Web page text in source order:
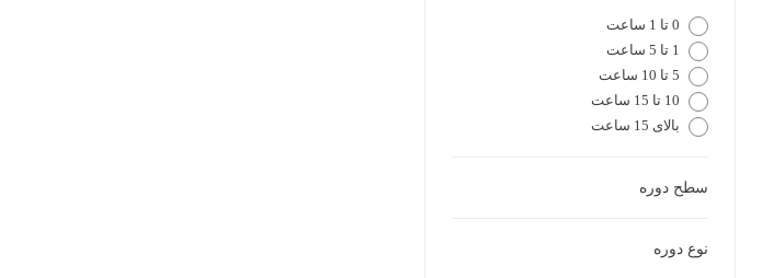
0 تا 1 ساعت
1 تا 5 ساعت
5 تا 10 ساعت
10 تا 15 ساعت
بالای 15 ساعت
سطح دوره
نوع دوره